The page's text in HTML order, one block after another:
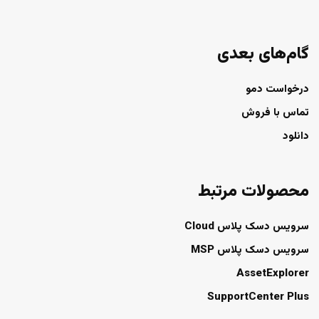
گام‌های بعدی
درخواست دمو
تماس با فروش
دانلود
محصولات مرتبط
سرویس دسک پلاس Cloud
سرویس دسک پلاس MSP
AssetExplorer
SupportCenter Plus